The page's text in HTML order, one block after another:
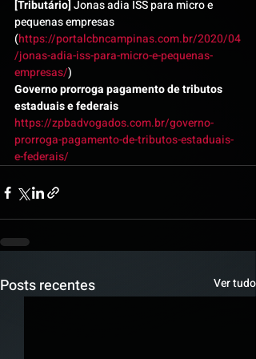
[Tributário] Jonas adia ISS para micro e
pequenas empresas
(https://portalcbncampinas.com.br/2020/04
/jonas-adia-iss-para-micro-e-pequenas-
empresas/)
Governo prorroga pagamento de tributos
estaduais e federais
https://zpbadvogados.com.br/governo-
prorroga-pagamento-de-tributos-estaduais-
e-federais/
Posts recentes Ver tudo